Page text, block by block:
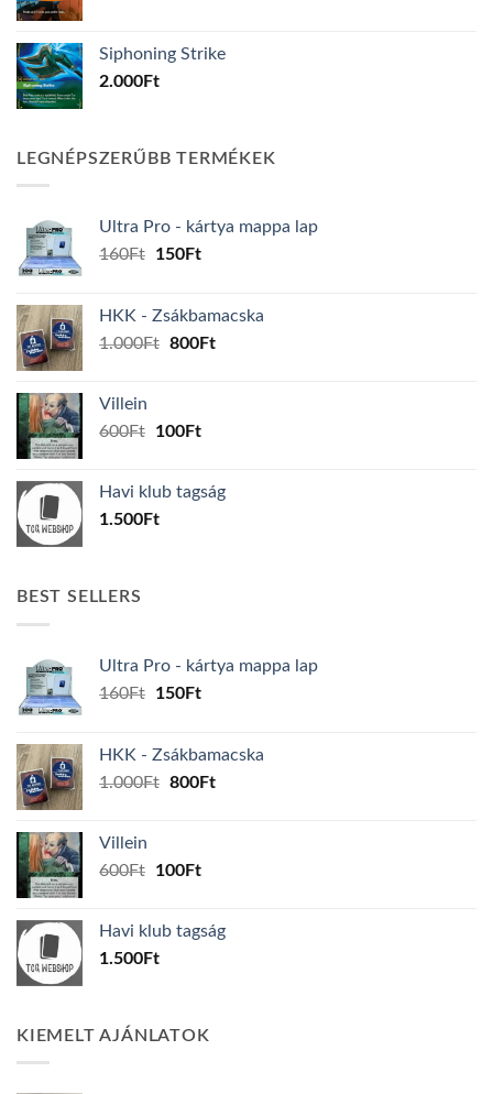
Siphoning Strike
2.000Ft
LEGNÉPSZERŰBB TERMÉKEK
Ultra Pro - kártya mappa lap
160Ft
Original
160Ft.
150FtCurrent
150Ft.
HKK - Zsákbamacska
1.000Ft Original
800FtCurrent
Villein
600Ft
Original
600Ft.
100FtCurrent
100Ft.
Havi klub tagság
1.500Ft
BEST SELLERS
Ultra Pro - kártya mappa lap
160Ft
Original
160Ft.
150FtCurrent
150Ft.
HKK - Zsákbamacska
1.000Ft Original
800FtCurrent
Villein
600Ft
Original
600Ft.
100FtCurrent
100Ft.
Havi klub tagság
1.500Ft
KIEMELT AJÁNLATOK